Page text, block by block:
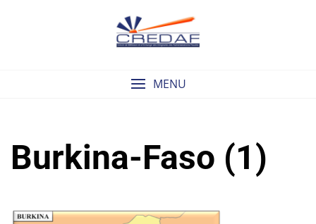
MENU
Burkina-Faso (1)